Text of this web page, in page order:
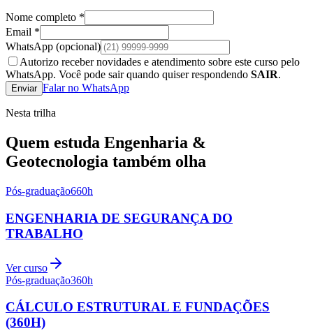
Nome completo *
Email *
WhatsApp (opcional)
Autorizo receber novidades e atendimento sobre este curso pelo
WhatsApp. Você pode sair quando quiser respondendo SAIR.
Enviar Falar no WhatsApp
Nesta trilha
Quem estuda Engenharia &
Geotecnologia também olha
Pós-graduação660h
ENGENHARIA DE SEGURANÇA DO
TRABALHO
Ver curso
Pós-graduação360h
CÁLCULO ESTRUTURAL E FUNDAÇÕES
(360H)